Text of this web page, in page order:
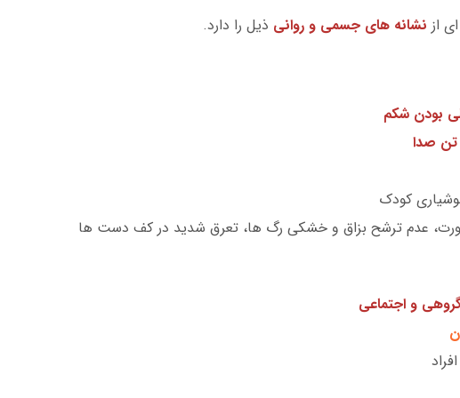
از نشانه های جسمی و روانی ذیل را دارد.
بودن شکم
تن صدا
کودک
عدم ترشح بزاق و خشکی رگ ها، تعرق شدید در کف دست ها
و اجتماعی